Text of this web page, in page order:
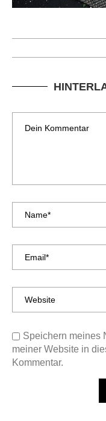
Speichern meines
meiner Website in
Kommentar.